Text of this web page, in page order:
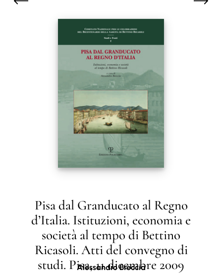
Pisa dal Granducato al Regno
d’Italia. Istituzioni, economia e
società al tempo di Bettino
Ricasoli. Atti del convegno di
studi. Pisa, 11 dicembre 2009
Alessandro Breccia